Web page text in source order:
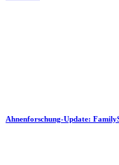
Ahnenforschung-Update: